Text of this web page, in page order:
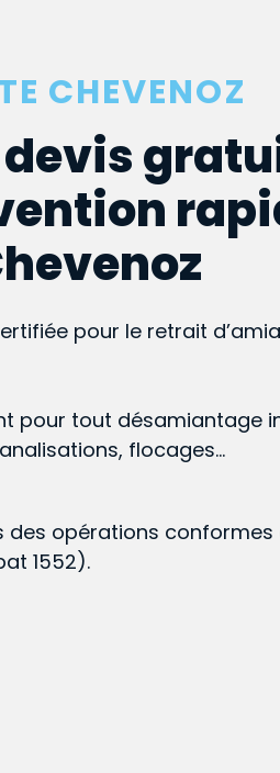
CHEVENOZ
devis
pour le retrait
pour tout désamiantage
flocages…
des opérations conformes
1552).